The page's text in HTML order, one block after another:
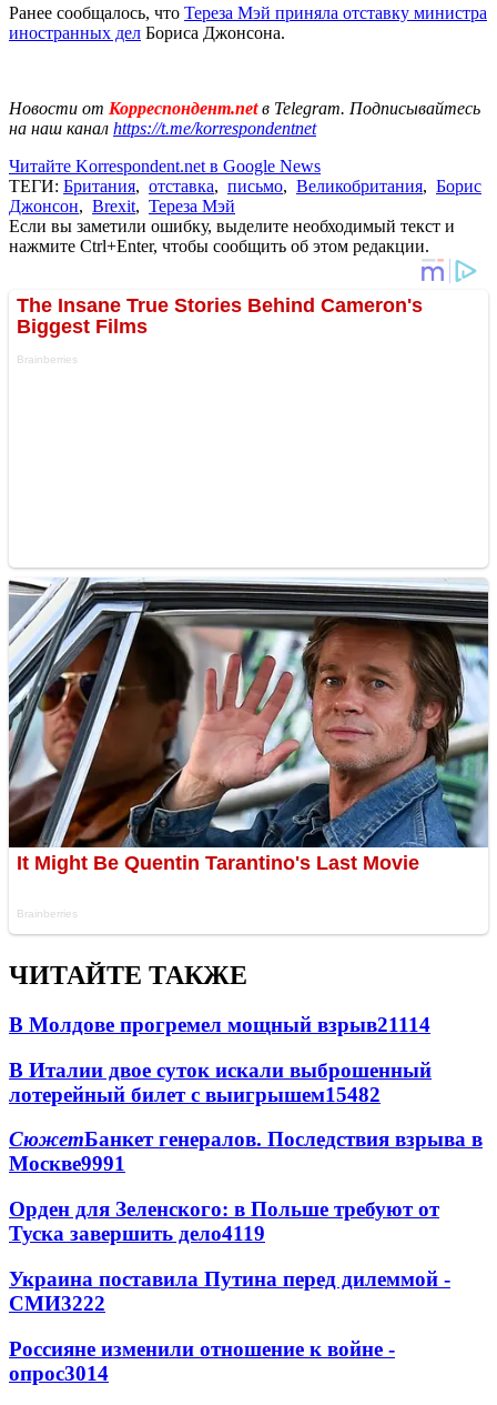
Ранее сообщалось, что Тереза Мэй приняла отставку министра
иностранных дел Бориса Джонсона.
Новости от Корреспондент.netв Telegram. Подписывайтесь
на наш канал https://t.me/korrespondentnet
Читайте Korrespondent.net в Google News
ТЕГИ: Британия, отставка, письмо, Великобритания, Борис
Джонсон, Brexit, Тереза Мэй
Если вы заметили ошибку, выделите необходимый текст и
нажмите Ctrl+Enter, чтобы сообщить об этом редакции.
ЧИТАЙТЕ ТАКЖЕ
В Молдове прогремел мощный взрыв21114
В Италии двое суток искали выброшенный
лотерейный билет с выигрышем15482
СюжетБанкет генералов. Последствия взрыва в
Москве9991
Орден для Зеленского: в Польше требуют от
Туска завершить дело4119
Украина поставила Путина перед дилеммой -
СМИ3222
Россияне изменили отношение к войне -
опрос3014